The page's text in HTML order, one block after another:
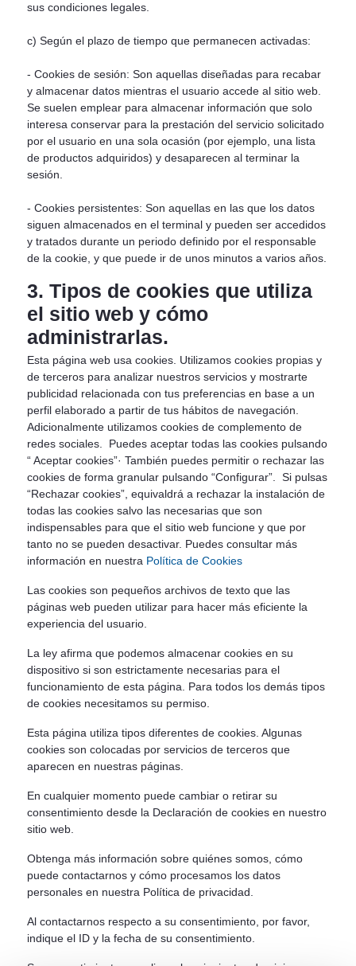
sus condiciones legales.
c) Según el plazo de tiempo que permanecen activadas:
- Cookies de sesión: Son aquellas diseñadas para recabar
y almacenar datos mientras el usuario accede al sitio web.
Se suelen emplear para almacenar información que solo
interesa conservar para la prestación del servicio solicitado
por el usuario en una sola ocasión (por ejemplo, una lista
de productos adquiridos) y desaparecen al terminar la
sesión.
- Cookies persistentes: Son aquellas en las que los datos
siguen almacenados en el terminal y pueden ser accedidos
y tratados durante un periodo definido por el responsable
de la cookie, y que puede ir de unos minutos a varios años.
3. Tipos de cookies que utiliza
el sitio web y cómo
administrarlas.
Esta página web usa cookies. Utilizamos cookies propias y
de terceros para analizar nuestros servicios y mostrarte
publicidad relacionada con tus preferencias en base a un
perfil elaborado a partir de tus hábitos de navegación.
Adicionalmente utilizamos cookies de complemento de
redes sociales. Puedes aceptar todas las cookies pulsando
“ Aceptar cookies”· También puedes permitir o rechazar las
cookies de forma granular pulsando “Configurar”. Si pulsas
“Rechazar cookies”, equivaldrá a rechazar la instalación de
todas las cookies salvo las necesarias que son
indispensables para que el sitio web funcione y que por
tanto no se pueden desactivar. Puedes consultar más
información en nuestra Política de Cookies
Las cookies son pequeños archivos de texto que las
páginas web pueden utilizar para hacer más eficiente la
experiencia del usuario.
La ley afirma que podemos almacenar cookies en su
dispositivo si son estrictamente necesarias para el
funcionamiento de esta página. Para todos los demás tipos
de cookies necesitamos su permiso.
Esta página utiliza tipos diferentes de cookies. Algunas
cookies son colocadas por servicios de terceros que
aparecen en nuestras páginas.
En cualquier momento puede cambiar o retirar su
consentimiento desde la Declaración de cookies en nuestro
sitio web.
Obtenga más información sobre quiénes somos, cómo
puede contactarnos y cómo procesamos los datos
personales en nuestra Política de privacidad.
Al contactarnos respecto a su consentimiento, por favor,
indique el ID y la fecha de su consentimiento.